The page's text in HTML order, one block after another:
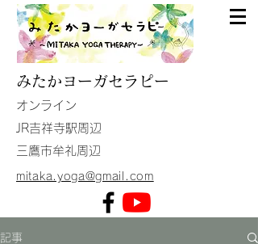
みたか ヨーガセラピー
​オンライン
JR吉祥寺駅周辺
​三鷹市牟礼周辺
mitaka.yoga@gmail.com
記事